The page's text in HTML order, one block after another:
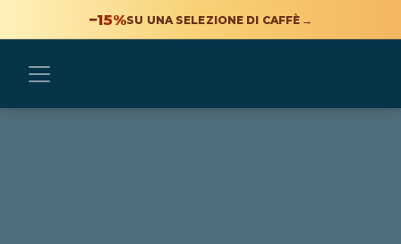
−15%SU UNA SELEZIONE DI CAFFÈ →